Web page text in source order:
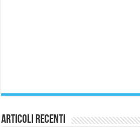
Articoli recenti